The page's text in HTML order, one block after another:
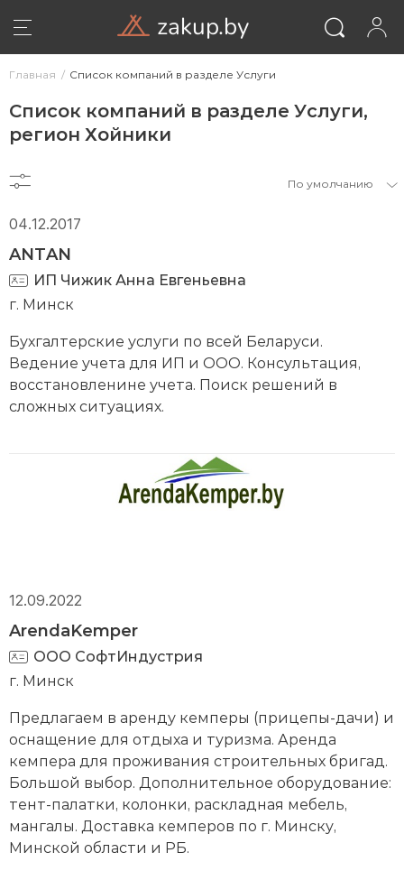
zakup.by
Главная Список компаний в разделе Услуги
Список компаний в разделе Услуги,
регион Хойники
По умолчанию
04.12.2017
ANTAN
ИП Чижик Анна Евгеньевна
г. Минск
Бухгалтерские услуги по всей Беларуси.
Ведение учета для ИП и ООО. Консультация,
восстановленине учета. Поиск решений в
сложных ситуациях.
12.09.2022
ArendaKemper
ООО СофтИндустрия
г. Минск
Предлагаем в аренду кемперы (прицепы-дачи) и
оснащение для отдыха и туризма. Аренда
кемпера для проживания строительных бригад.
Большой выбор. Дополнительное оборудование:
тент-палатки, колонки, раскладная мебель,
мангалы. Доставка кемперов по г. Минску,
Минской области и РБ.